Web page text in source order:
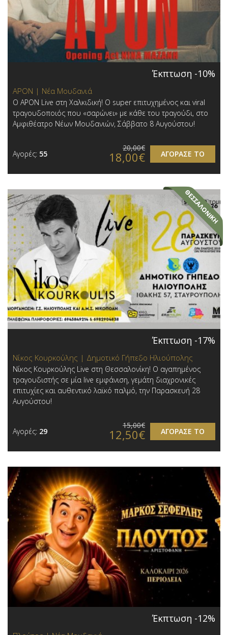
Έκπτωση -10%
APON | Νέα Μουδανιά
Ο APON Live στη Χαλκιδική! Ο super επιτυχημένος και viral
τραγουδοποιός που «σαρώνει» με κάθε του τραγούδι, στο
Αμφιθέατρο Νέων Μουδανιών, Σάββατο 8 Αυγούστου!
Αγορές: 55 ΑΓΟΡΑΣΕ ΤΟ
20,00€
18,00€
Έκπτωση -17%
Νίκος Κουρκούλης | Δημοτικό Γήπεδο Ηλιούπολης
Νίκος Κουρκούλης Live στη Θεσσαλονίκη! Ο αγαπημένος
τραγουδιστής σε μία live εμφάνιση, γεμάτη διαχρονικές
επιτυχίες και αυθεντικό λαϊκό παλμό, την Παρασκευή 28
Αυγούστου!
Αγορές: 29 ΑΓΟΡΑΣΕ ΤΟ
15,00€
12,50€
Έκπτωση -12%